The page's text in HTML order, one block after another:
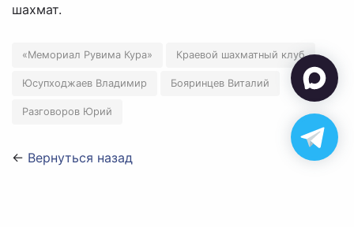
шахмат.
«Мемориал Рувима Кура» Краевой шахматный клуб
Юсупходжаев Владимир Бояринцев Виталий
Разговоров Юрий
← Вернуться назад